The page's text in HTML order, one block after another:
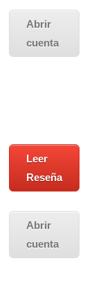
Abrir
cuenta
Leer
Reseña
Abrir
cuenta